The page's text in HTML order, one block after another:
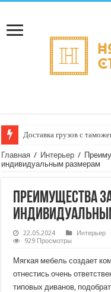
Доставка грузов с
Главная / Интерьер /
индивидуальным размерам
Преимущества
22.05.2024 Интерьер
929 Просмотры
Мягкая мебель создает
отнестись очень
типовых диванов,